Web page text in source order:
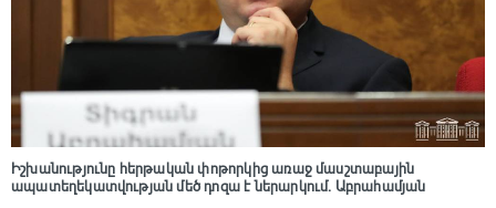
Իշխանությունը հերթական փոթորկից առաջ մասշտաբային
ապատեղեկատվության մեծ դnզա է ներարկում․ Աբրահամյան